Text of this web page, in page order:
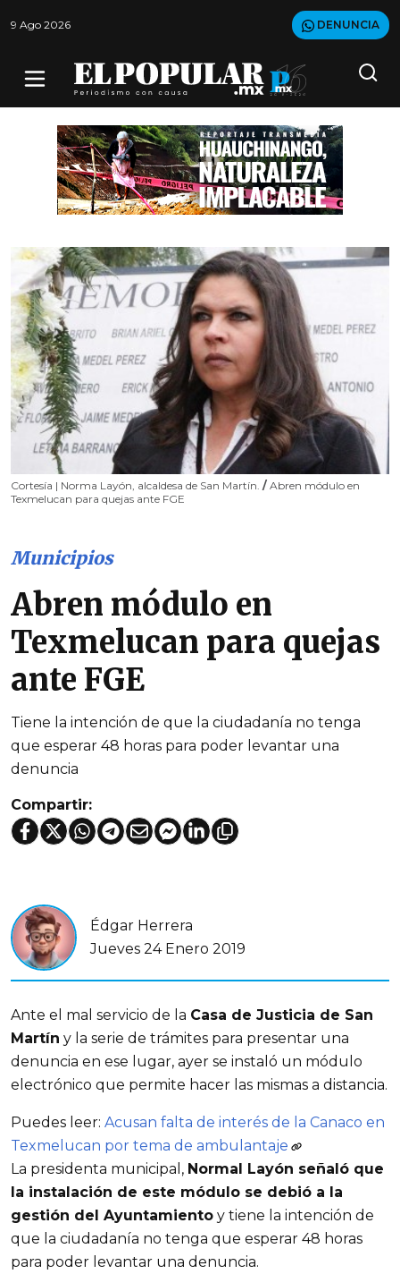
9 Ago 2026 DENUNCIA
Cortesía | Norma Layón, alcaldesa de San Martín. / Abren módulo en
Texmelucan para quejas ante FGE
Municipios
Abren módulo en
Texmelucan para quejas
ante FGE
Tiene la intención de que la ciudadanía no tenga
que esperar 48 horas para poder levantar una
denuncia
Compartir:
Édgar Herrera
Jueves 24 Enero 2019
Ante el mal servicio de la Casa de Justicia de San
Martín y la serie de trámites para presentar una
denuncia en ese lugar, ayer se instaló un módulo
electrónico que permite hacer las mismas a distancia.
Puedes leer: Acusan falta de interés de la Canaco en
Texmelucan por tema de ambulantaje
La presidenta municipal, Normal Layón señaló que
la instalación de este módulo se debió a la
gestión del Ayuntamiento y tiene la intención de
que la ciudadanía no tenga que esperar 48 horas
para poder levantar una denuncia.